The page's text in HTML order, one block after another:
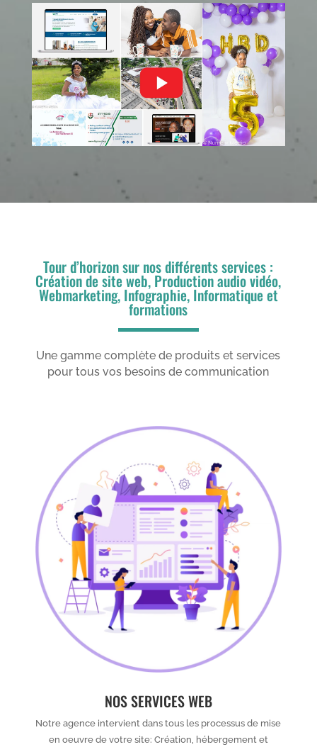
Tour d’horizon sur nos différents services :
Création de site web, Production audio vidéo,
Webmarketing, Infographie, Informatique et
formations
Une gamme complète de produits et services
pour tous vos besoins de communication
NOS SERVICES WEB
Notre agence intervient dans tous les processus de mise
en oeuvre de votre site: Création, hébergement et